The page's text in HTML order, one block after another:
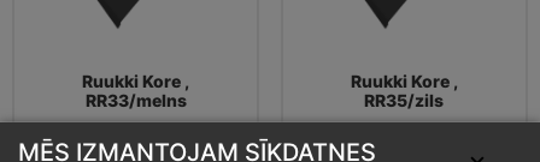
Ruukki Kore ,
RR33/melns
Ruukki Kore ,
RR35/zils
MĒS IZMANTOJAM SĪKDATNES